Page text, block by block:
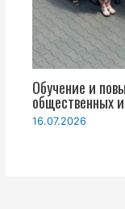
Обучение и
общественных
16.07.2026